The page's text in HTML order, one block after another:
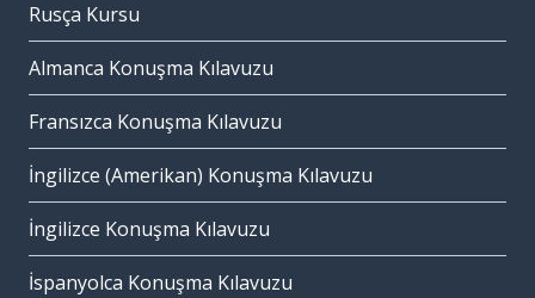
Rusça Kursu
Almanca Konuşma Kılavuzu
Fransızca Konuşma Kılavuzu
İngilizce (Amerikan) Konuşma Kılavuzu
İngilizce Konuşma Kılavuzu
İspanyolca Konuşma Kılavuzu